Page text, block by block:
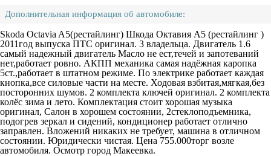
Дополнительная информация об автомобиле:
Skoda Octavia A5(рестайлинг) Шкода Октавия А5 (рестайлинг )
2011год выпуска ПТС оригинал. ️3 владельца. Двигатель 1.6
самый надежный двигатель Масло не ест,течей и запотеваний
нет,работает ровно. АКПП механика самая надёжная каропка
5ст.,работает в штатном режиме. По электрике работает каждая
кнопка,все силовые части на месте. Ходовая взбитая,мягкая,без
посторонних шумов. ️2 комплекта ключей оригинал. 2 комплекта
колёс зима и лето. Комплектация стоит хорошая музыка
оригинал, Салон в хорошем состоянии, 2стеклоподъемника,
подогрев зеркал и сидений, кондиционер работает отлично
заправлен. Вложений никаких не требует, машина в отличном
состоянии. Юридически чистая. Цена 755.000торг возле
автомобиля. Осмотр город Макеевка.